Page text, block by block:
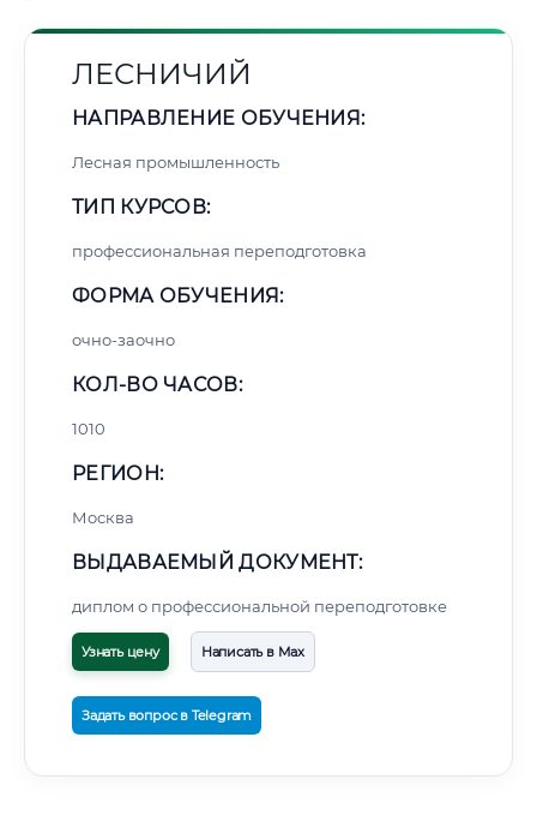
ЛЕСНИЧИЙ
НАПРАВЛЕНИЕ ОБУЧЕНИЯ:
Лесная промышленность
ТИП КУРСОВ:
профессиональная переподготовка
ФОРМА ОБУЧЕНИЯ:
очно-заочно
КОЛ-ВО ЧАСОВ:
1010
РЕГИОН:
Москва
ВЫДАВАЕМЫЙ ДОКУМЕНТ:
диплом о профессиональной переподготовке
Узнать цену Написать в Max
Задать вопрос в Telegram